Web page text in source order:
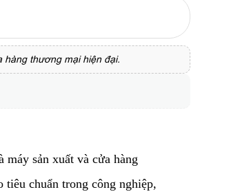
hàng thương mại hiện đại.
sản xuất và cửa hàng
chuẩn trong công nghiệp,